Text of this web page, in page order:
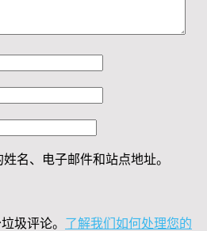
名、电子邮件和站点地址。
圾评论。 了解我们如何处理您的